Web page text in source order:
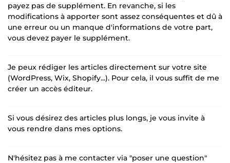
payez pas de supplément. En revanche, si les
modifications à apporter sont assez conséquentes et dû à
une erreur ou un manque d'informations de votre part,
vous devez payer le supplément.
Je peux rédiger les articles directement sur votre site
(WordPress, Wix, Shopify...). Pour cela, il vous suffit de me
créer un accès éditeur.
Si vous désirez des articles plus longs, je vous invite à
vous rendre dans mes options.
N'hésitez pas à me contacter via "poser une question"